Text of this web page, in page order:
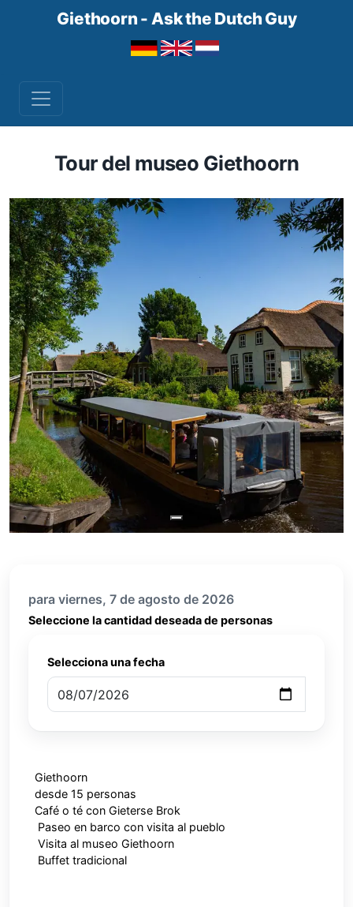
Giethoorn - Ask the Dutch Guy
Tour del museo Giethoorn
para viernes, 7 de agosto de 2026
Seleccione la cantidad deseada de personas
Selecciona una fecha
Giethoorn
desde 15 personas
Café o té con Gieterse Brok
Paseo en barco con visita al pueblo
Visita al museo Giethoorn
Buffet tradicional